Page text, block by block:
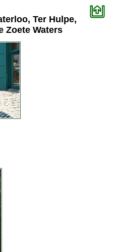
Ter Hulpe,
Zoete Waters